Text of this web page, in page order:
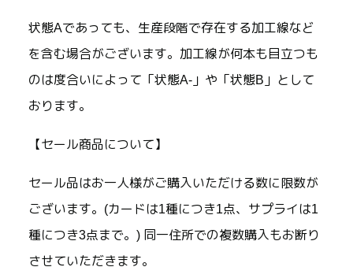
状態Aであっても、生産段階で存在する加工線など
を含む場合がございます。加工線が何本も目立つも
のは度合いによって「状態A-」や「状態B」として
おります。
【セール商品について】
セール品はお一人様がご購入いただける数に限数が
ございます。(カードは1種につき1点、サプライは1
種につき3点まで。) 同一住所での複数購入もお断り
させていただきます。